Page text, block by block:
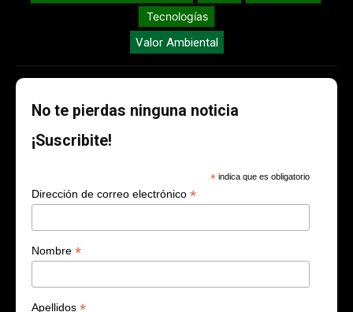
Tecnologías
Valor Ambiental
No te pierdas ninguna noticia
¡Suscribite!
* indica que es obligatorio
Dirección de correo electrónico *
Nombre *
Apellidos